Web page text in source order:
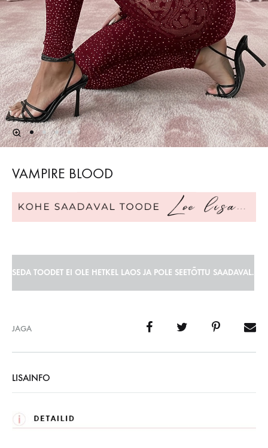
VAMPIRE BLOOD
SEDA TOODET EI OLE HETKEL LAOS JA POLE SEETÕTTU SAADAVAL.
JAGA
LISAINFO